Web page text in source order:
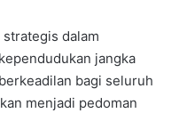
dalam
jangka
bagi seluruh
menjadi pedoman